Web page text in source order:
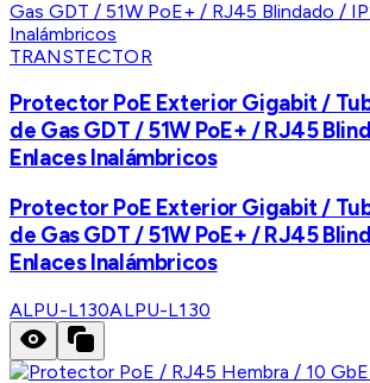
TRANSTECTOR
Protector PoE Exterior Gigabit /
de Gas GDT / 51W PoE+ / RJ45
Enlaces Inalámbricos
Protector PoE Exterior Gigabit /
de Gas GDT / 51W PoE+ / RJ45
Enlaces Inalámbricos
ALPU-L130ALPU-L130